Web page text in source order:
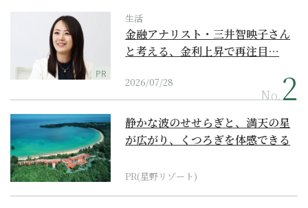
PR
生活
金融アナリスト・三井智映子さん
と考える、金利上昇で再注目…
2026/07/28
No.
静かな波のせせらぎと、満天の星
が広がり、くつろぎを体感できる
PR(星野リゾート)